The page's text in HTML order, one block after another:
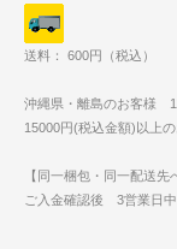
送料： 600円（税込）
沖縄県・離島のお客様
15000円(税込金額)以上
【同一梱包・同一配送先
ご入金確認後 3営業日中